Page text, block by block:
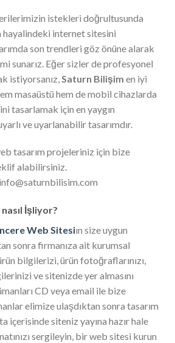
istekleri doğrultusunda
hayalindeki internet sitesini
son trendleri göz önüne alarak
sunarız. Eğer sizler de profesyonel
istiyorsanız, Saturn Bilişim en iyi
masaüstü hem de mobil cihazlarda
tasarlamak için en yaygın
ve uyarlanabilir tasarımdır.
tasarım projeleriniz için bize
alabilirsiniz.
İşliyor?
Web Sitesiın size uygun
sonra firmanıza ait kurumsal
bilgilerizi, ürün fotoğraflarınızı,
ve sitenizde yer almasını
CD veya email ile bize
elimize ulaşdıktan sonra tasarım
içerisinde siteniz yayına hazır hale
sergileyin, bir web sitesi kurun